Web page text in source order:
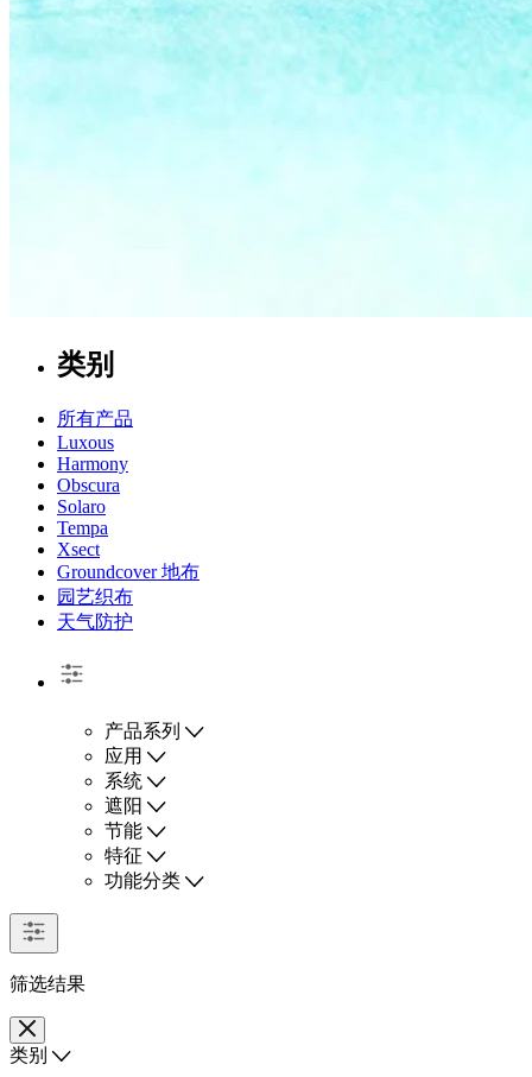
类别
所有产品
Luxous
Harmony
Obscura
Solaro
Tempa
Xsect
Groundcover 地布
园艺织布
天气防护
产品系列
应用
系统
遮阳
节能
特征
功能分类
筛选结果
类别